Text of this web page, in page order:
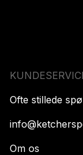
Ofte stillede
Om os